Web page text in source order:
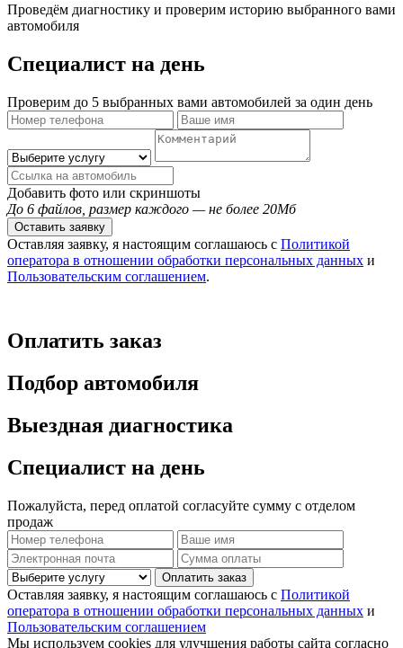
Проведём диагностику и проверим историю выбранного вами
автомобиля
Специалист на день
Проверим до 5 выбранных вами автомобилей за один день
Добавить фото или скриншоты
До 6 файлов, размер каждого — не более 20Мб
Оставить заявку
Оставляя заявку, я настоящим соглашаюсь с Политикой
оператора в отношении обработки персональных данных и
Пользовательским соглашением.
Оплатить заказ
Подбор автомобиля
Выездная диагностика
Специалист на день
Пожалуйста, перед оплатой согласуйте сумму с отделом
продаж
Оплатить заказ
Оставляя заявку, я настоящим соглашаюсь с Политикой
оператора в отношении обработки персональных данных и
Пользовательским соглашением
Мы используем cookies для улучшения работы сайта согласно